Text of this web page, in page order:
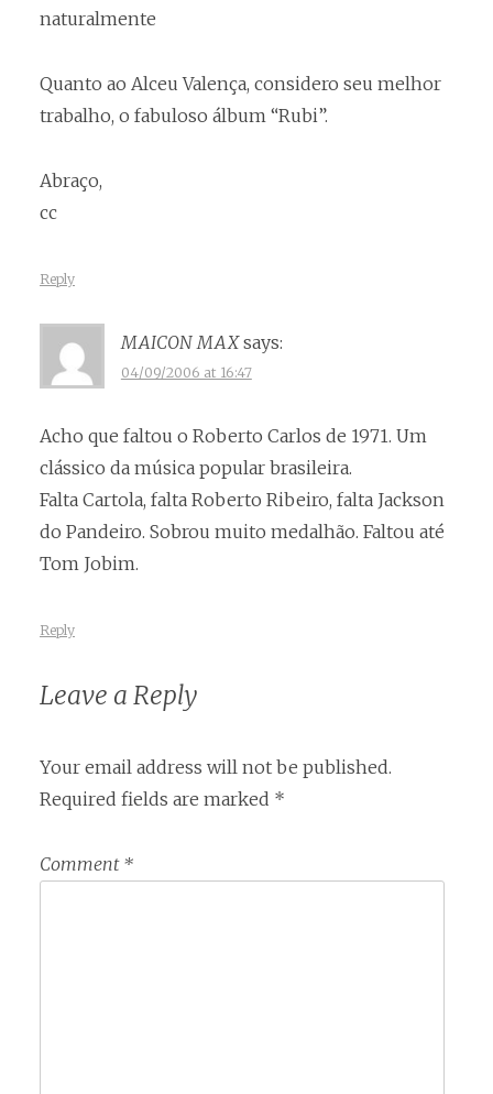
naturalmente
Quanto ao Alceu Valença, considero seu melhor
trabalho, o fabuloso álbum “Rubi”.
Abraço,
cc
Reply
MAICON MAX says:
04/09/2006 at 16:47
Acho que faltou o Roberto Carlos de 1971. Um
clássico da música popular brasileira.
Falta Cartola, falta Roberto Ribeiro, falta Jackson
do Pandeiro. Sobrou muito medalhão. Faltou até
Tom Jobim.
Reply
Leave a Reply
Your email address will not be published.
Required fields are marked *
Comment *